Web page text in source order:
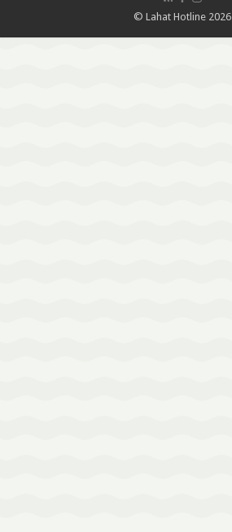
© Lahat Hotline 2026